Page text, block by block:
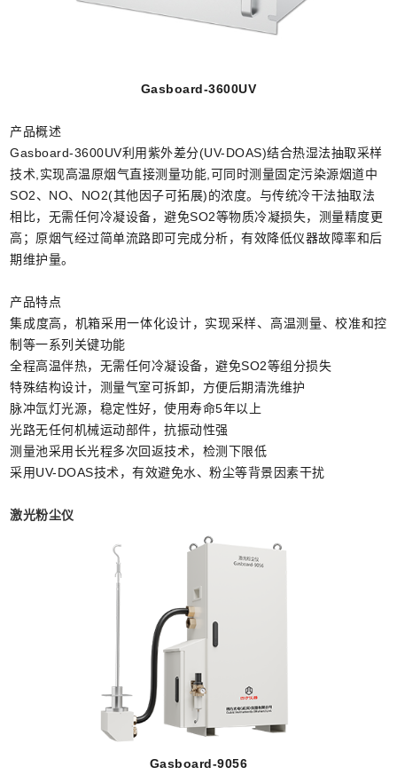
Gasboard-3600UV
产品概述
Gasboard-3600UV利用紫外差分(UV-DOAS)结合热湿法抽取采样
技术,实现高温原烟气直接测量功能,可同时测量固定污染源烟道中
SO2、NO、NO2(其他因子可拓展)的浓度。与传统冷干法抽取法
相比，无需任何冷凝设备，避免SO2等物质冷凝损失，测量精度更
高；原烟气经过简单流路即可完成分析，有效降低仪器故障率和后
期维护量。
产品特点
集成度高，机箱采用一体化设计，实现采样、高温测量、校准和控
制等一系列关键功能
全程高温伴热，无需任何冷凝设备，避免SO2等组分损失
特殊结构设计，测量气室可拆卸，方便后期清洗维护
脉冲氙灯光源，稳定性好，使用寿命5年以上
光路无任何机械运动部件，抗振动性强
测量池采用长光程多次回返技术，检测下限低
采用UV-DOAS技术，有效避免水、粉尘等背景因素干扰
激光粉尘仪
Gasboard-9056